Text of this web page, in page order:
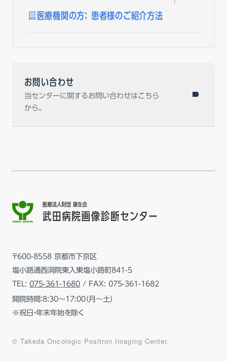
医療機関の方： 患者様のご紹介方法
お問い合わせ
当センターに関するお問い合わせはこちら
から。
〒600-8558 京都市下京区
塩小路通西洞院東入東塩小路町841-5
TEL: 075-361-1680/ FAX: 075-361-1682
開院時間：8:30～17:00（月～土）
※祝日・年末年始を除く
© Takeda Oncologic Positron Imaging Center.